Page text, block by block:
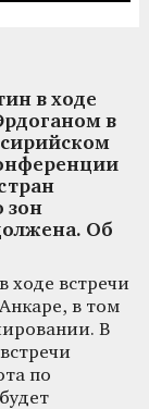
в ходе
в
зон
Об
ходе встречи
в том
В
по